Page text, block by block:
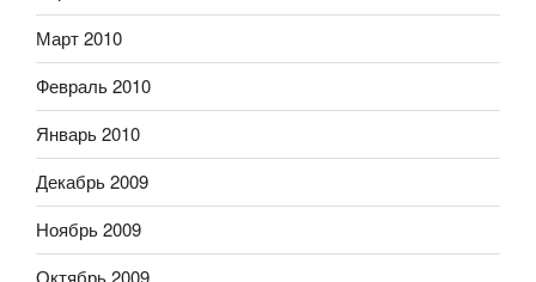
Март 2010
Февраль 2010
Январь 2010
Декабрь 2009
Ноябрь 2009
Октябрь 2009